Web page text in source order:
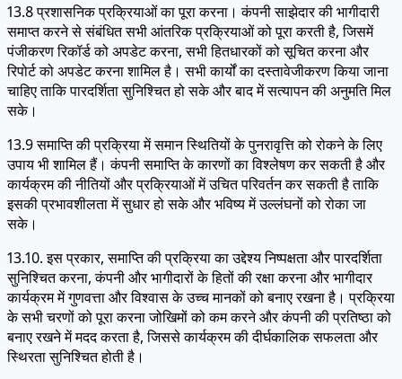
13.8 प्रशासनिक प्रक्रियाओं का पूरा करना। कंपनी साझेदार की भागीदारी
समाप्त करने से संबंधित सभी आंतरिक प्रक्रियाओं को पूरा करती है, जिसमें
पंजीकरण रिकॉर्ड को अपडेट करना, सभी हितधारकों को सूचित करना और
रिपोर्ट को अपडेट करना शामिल है। सभी कार्यों का दस्तावेजीकरण किया जाना
चाहिए ताकि पारदर्शिता सुनिश्चित हो सके और बाद में सत्यापन की अनुमति मिल
सके।
13.9 समाप्ति की प्रक्रिया में समान स्थितियों के पुनरावृत्ति को रोकने के लिए
उपाय भी शामिल हैं। कंपनी समाप्ति के कारणों का विश्लेषण कर सकती है और
कार्यक्रम की नीतियों और प्रक्रियाओं में उचित परिवर्तन कर सकती है ताकि
इसकी प्रभावशीलता में सुधार हो सके और भविष्य में उल्लंघनों को रोका जा
सके।
13.10. इस प्रकार, समाप्ति की प्रक्रिया का उद्देश्य निष्पक्षता और पारदर्शिता
सुनिश्चित करना, कंपनी और भागीदारों के हितों की रक्षा करना और भागीदार
कार्यक्रम में गुणवत्ता और विश्वास के उच्च मानकों को बनाए रखना है। प्रक्रिया
के सभी चरणों को पूरा करना जोखिमों को कम करने और कंपनी की प्रतिष्ठा को
बनाए रखने में मदद करता है, जिससे कार्यक्रम की दीर्घकालिक सफलता और
स्थिरता सुनिश्चित होती है।